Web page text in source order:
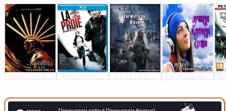
Предлагаем скачать
Видеомонтаж в Pinnacle
Обучающий видеокурс
Русская версия»
Война Богов: Бе... S.T.A.L.K.E.R.:... VA - Лучшая клу...